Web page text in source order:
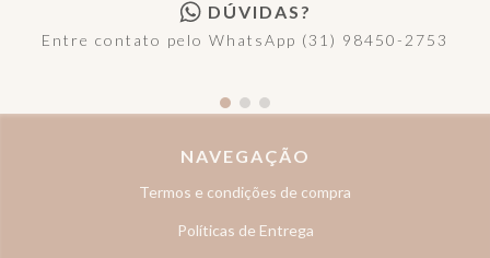
DÚVIDAS?
Entre contato pelo WhatsApp (31) 98450-2753
NAVEGAÇÃO
Termos e condições de compra
Políticas de Entrega